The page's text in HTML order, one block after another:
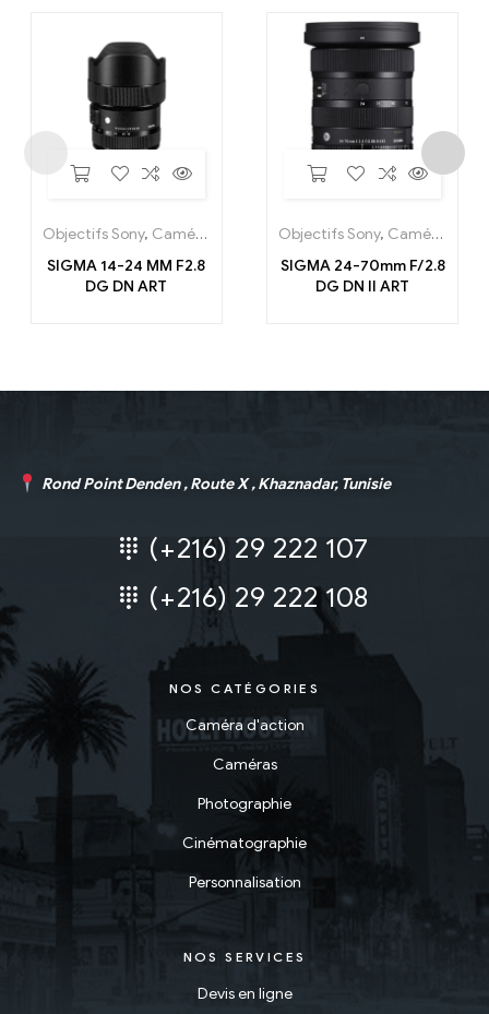
Objectifs Sony, Caméras
Objectif caméra
SIGMA 14-24 MM F2.8
DG DN ART
Objectifs Sony, Caméras
SIGMA 24-70mm F/2.8
DG DN II ART
Rond Point Denden , Route X , Khaznadar, Tunisie
(+216) 29 222 107
(+216) 29 222 108
NOS CATÉGORIES
Caméra d'action
Caméras
Photographie
Cinématographie
Personnalisation
NOS SERVICES
Devis en ligne